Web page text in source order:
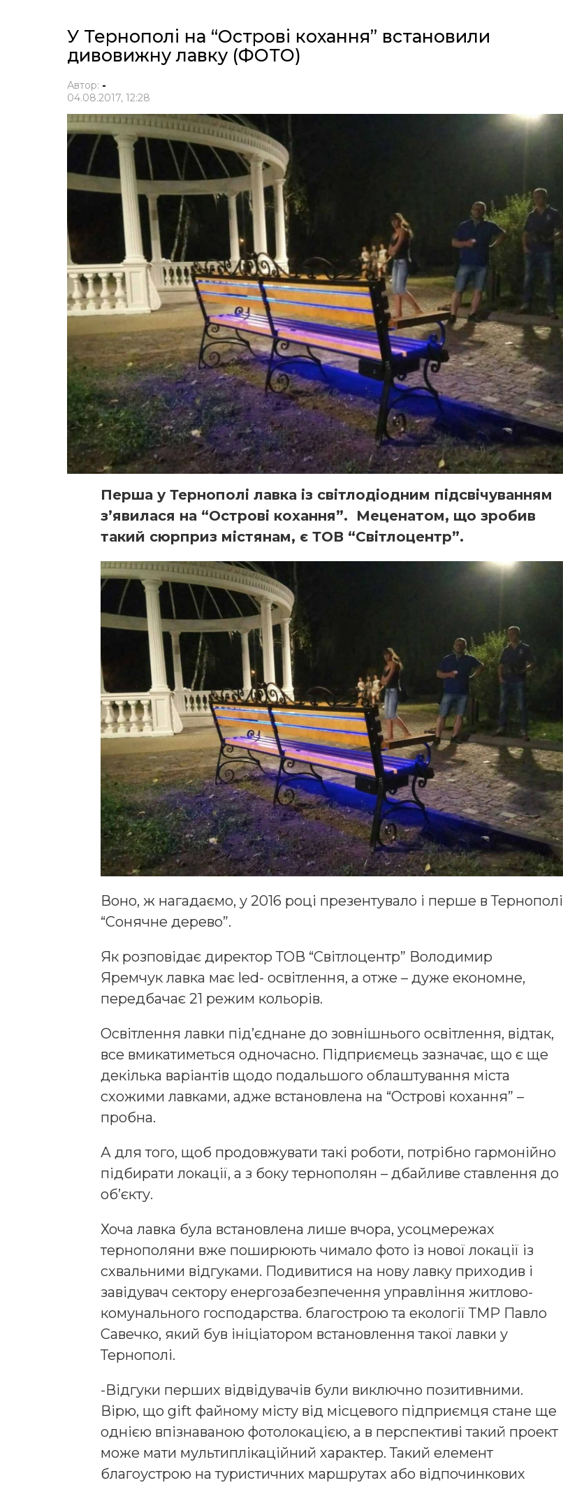
У Тернополі на “Острові кохання” встановили
дивовижну лавку (ФОТО)
Автор: -
04.08.2017, 12:28
Перша у Тернополі лавка із світлодіодним підсвічуванням
з’явилася на “Острові кохання”. Меценатом, що зробив
такий сюрприз містянам, є ТОВ “Світлоцентр”.
Воно, ж нагадаємо, у 2016 році презентувало і перше в Тернополі
“Сонячне дерево”.
Як розповідає директор ТОВ “Світлоцентр” Володимир
Яремчук лавка має led- освітлення, а отже – дуже економне,
передбачає 21 режим кольорів.
Освітлення лавки під’єднане до зовнішнього освітлення, відтак,
все вмикатиметься одночасно. Підприємець зазначає, що є ще
декілька варіантів щодо подальшого облаштування міста
схожими лавками, адже встановлена на “Острові кохання” –
пробна.
А для того, щоб продовжувати такі роботи, потрібно гармонійно
підбирати локації, а з боку тернополян – дбайливе ставлення до
об’єкту.
Хоча лавка була встановлена лише вчора, усоцмережах
тернополяни вже поширюють чимало фото із нової локації із
схвальними відгуками. Подивитися на нову лавку приходив і
завідувач сектору енергозабезпечення управління житлово-
комунального господарства. благострою та екології ТМР Павло
Савечко, який був ініціатором встановлення такої лавки у
Тернополі.
-Відгуки перших відвідувачів були виключно позитивними.
Вірю, що gift файному місту від місцевого підприємця стане ще
однією впізнаваною фотолокацією, а в перспективі такий проект
може мати мультиплікаційний характер. Такий елемент
благоустрою на туристичних маршрутах або відпочинкових